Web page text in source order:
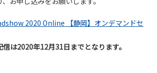
2020 Online 【静岡】オンデマンドセ
は2020年12月31日までとなります。